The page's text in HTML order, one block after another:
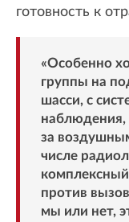
готовность к
«Особенно
группы на
шасси, с
наблюдения,
за
числе
против
мы или нет,